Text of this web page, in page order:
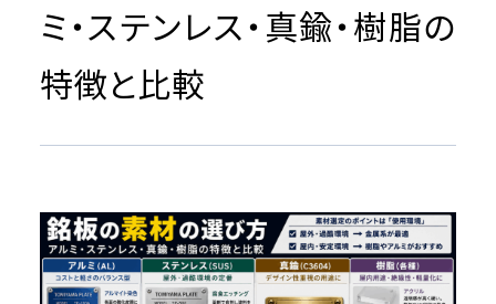
ミ・ステンレス・真鍮・樹脂の
特徴と比較